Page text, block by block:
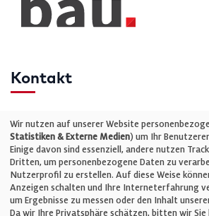
Kontakt
Telefon: +49 (0)711 2585563-0
E-Mail:info@bauelemente-bau.eu
Unternehmen
Wir nutzen auf unserer Website
Statistiken & Externe Medien) um Ihr
Einige davon sind essenziell, andere nutzen
Dritten, um personenbezogene Daten zu
Nutzerprofil zu erstellen. Auf diese Weise
Anzeigen schalten und Ihre Interneterfahrung
um Ergebnisse zu messen oder den Inhalt
Da wir Ihre Privatsphäre schätzen, bitten wir Sie